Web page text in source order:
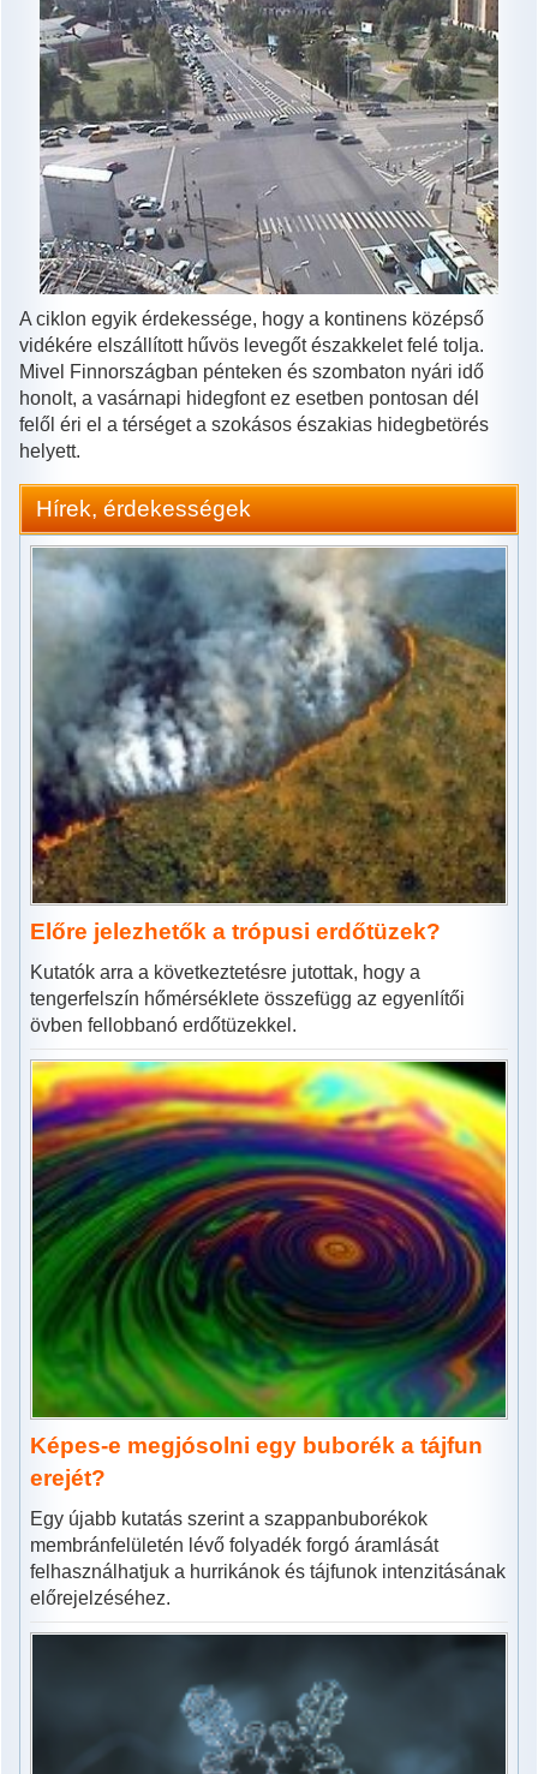
A ciklon egyik érdekessége, hogy a kontinens középső
vidékére elszállított hűvös levegőt északkelet felé tolja.
Mivel Finnországban pénteken és szombaton nyári idő
honolt, a vasárnapi hidegfont ez esetben pontosan dél
felől éri el a térséget a szokásos északias hidegbetörés
helyett.
Hírek, érdekességek
Előre jelezhetők a trópusi erdőtüzek?
Kutatók arra a következtetésre jutottak, hogy a
tengerfelszín hőmérséklete összefügg az egyenlítői
övben fellobbanó erdőtüzekkel.
Képes-e megjósolni egy buborék a tájfun
erejét?
Egy újabb kutatás szerint a szappanbuborékok
membránfelületén lévő folyadék forgó áramlását
felhasználhatjuk a hurrikánok és tájfunok intenzitásának
előrejelzéséhez.